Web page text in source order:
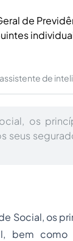
de
de
os
seus
Social, os
bem como